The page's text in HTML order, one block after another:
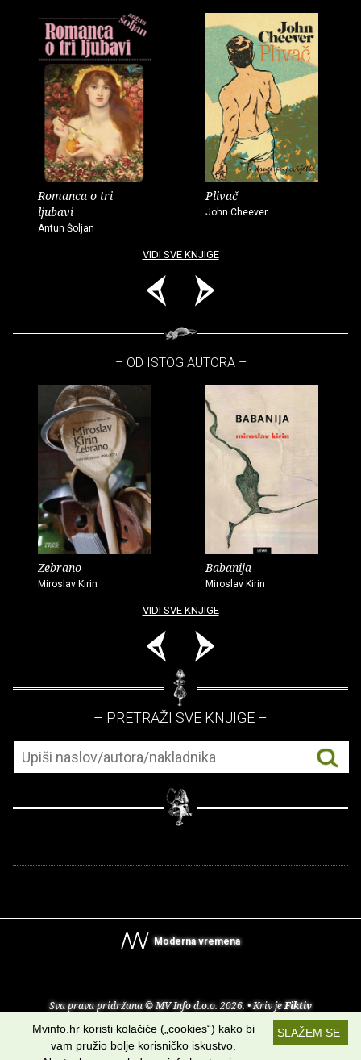
Romanca o tri
ljubavi
Antun Šoljan
Plivač
John Cheever
VIDI SVE KNJIGE
– OD ISTOG AUTORA –
Zebrano
Miroslav Kirin
Babanija
Miroslav Kirin
VIDI SVE KNJIGE
– PRETRAŽI SVE KNJIGE –
Moderna vremena
Sva prava pridržana © MV Info d.o.o. 2026. • Kriv jeFiktiv
O nama• Pomoć• Uvjeti korištenja•RSS kanaliSLAŽEM SE
Mvinfo.hr koristi kolačiće („cookies“) kako bi
vam pružio bolje korisničko iskustvo.